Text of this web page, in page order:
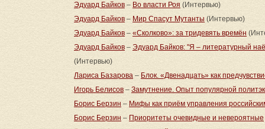
Эдуард Байков – Во власти Роя (Интервью)
Эдуард Байков – Мир Спасут Мутанты (Интервью)
Эдуард Байков – «Сколково»: за тридевять времён
Эдуард Байков – Эдуард Байков: "Я – литературный
(Интервью)
Лариса Базарова – Блок. «Двенадцать» как
Игорь Белисов – Замутнение. Опыт популярной
Борис Берзин – Мифы как приём управления
Борис Берзин – Приоритеты очевидные и невероятные